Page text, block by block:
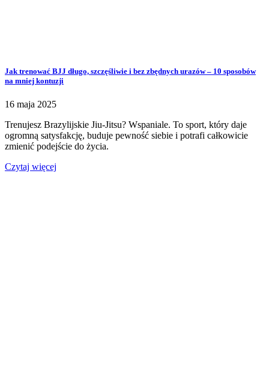
Jak trenować BJJ długo, szczęśliwie i bez zbędnych urazów – 10 sposobów
na mniej kontuzji
16 maja 2025
Trenujesz Brazylijskie Jiu-Jitsu? Wspaniale. To sport, który daje
ogromną satysfakcję, buduje pewność siebie i potrafi całkowicie
zmienić podejście do życia.
Czytaj więcej